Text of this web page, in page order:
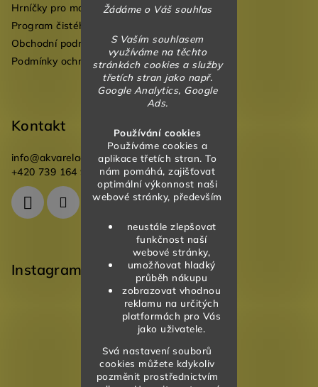
Žádáme o Váš souhlas
S Vaším souhlasem
využíváme na těchto
stránkách cookies a služby
třetích stran jako např.
Google Analytics, Google
Ads.
Používání cookies
Používáme cookies a
aplikace třetích stran. To
nám pomáhá, zajišťovat
optimální výkonnost naši
webové stránky, především
neustále zlepšovat
funkčnost naší
webové stránky,
umožňovat hladký
průběh nákupu
zobrazovat vhodnou
reklamu na určitých
platformách pro Vás
jako uživatele.
Svá nastavení souborů
cookies můžete kdykoliv
pozměnit prostřednictvím
Hrníčky pro mateřské školky
Program čistého vzduchu pro mateřské školy
Obchodní podmínky
Podmínky ochrany osobních údajů
Kontakt
info@akvareladesign.cz
+420 739 164 946
Instagram